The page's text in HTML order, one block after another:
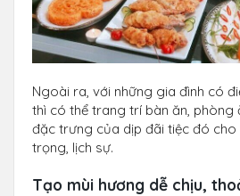
Ngoài ra, với những gia đình có
thì có thể trang trí bàn ăn, phòng
đặc trưng của dịp đãi tiệc đó
trọng, lịch sự.
Tạo mùi hương dễ chịu,